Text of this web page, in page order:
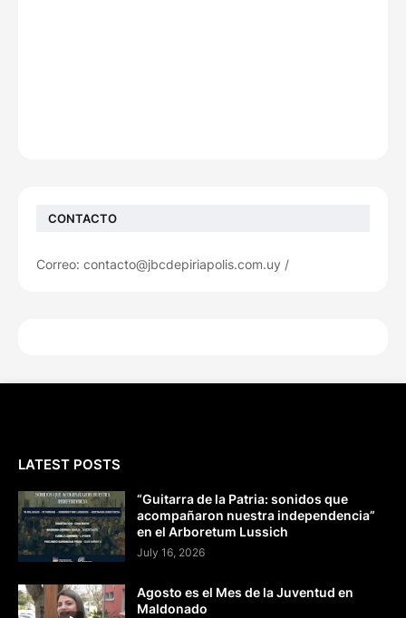
CONTACTO
Correo: contacto@jbcdepiriapolis.com.uy /
LATEST POSTS
“Guitarra de la Patria: sonidos que
acompañaron nuestra independencia”
en el Arboretum Lussich
July 16, 2026
Agosto es el Mes de la Juventud en
Maldonado